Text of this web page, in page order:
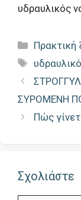
υδραυλικός
Πρακτική
Ετικέτες
ΣΥΡΟΜΕΝΗ
Πώς
Σχολιάστε